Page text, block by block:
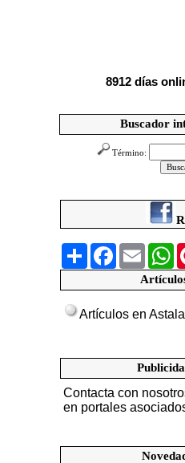
8912 días
Buscador
Término:
CompartirFacebook
Email
Artículos en
Contacta con
en portales